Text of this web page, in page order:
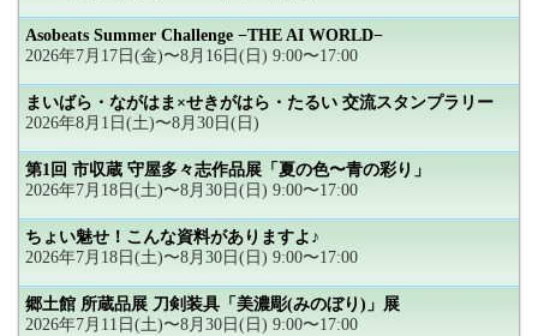
Asobeats Summer Challenge −THE AI WORLD−
2026年7月17日(金)〜8月16日(日) 9:00〜17:00
まいばら・ながはま×せきがはら・たるい 交流スタンプラリー
2026年8月1日(土)〜8月30日(日)
第1回 市収蔵 守屋多々志作品展「夏の色〜青の彩り」
2026年7月18日(土)〜8月30日(日) 9:00〜17:00
ちょい魅せ！こんな資料がありますよ♪
2026年7月18日(土)〜8月30日(日) 9:00〜17:00
郷土館 所蔵品展 刀剣装具「美濃彫(みのぼり)」展
2026年7月11日(土)〜8月30日(日) 9:00〜17:00